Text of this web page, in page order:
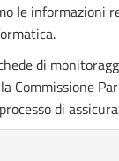
le informazioni
di
Commissione
di